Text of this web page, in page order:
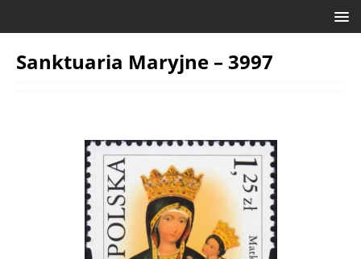
Sanktuaria Maryjne – 3997